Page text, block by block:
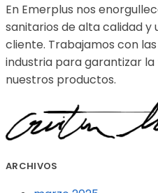
En Emerplus nos
sanitarios de alta calidad y
cliente. Trabajamos con
industria para garantizar
nuestros productos.
ARCHIVOS